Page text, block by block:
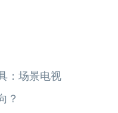
：场景电视
？